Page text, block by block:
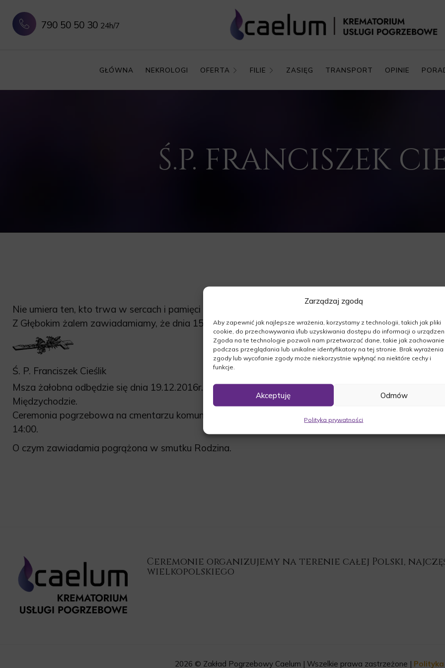
Zarządzaj zgodą
Aby zapewnić jak najlepsze wrażenia, korzystamy z technologii, takich jak pliki
cookie, do przechowywania i/lub uzyskiwania dostępu do informacji o
Zgoda na te technologie pozwoli nam przetwarzać dane, takie jak zachowanie
podczas przeglądania lub unikalne identyfikatory na tej stronie. Brak wyrażenia
zgody lub wycofanie zgody może niekorzystnie wpłynąć na niektóre cechy i
funkcje.
Akceptuję Odmów
Polityka prywatności
790 50 50 30 24h/7
GŁÓWNA NEKROLOGI OFERTA FILIE ZASIĘG TRANSPORT OPINIE
Ś.P. FRANCISZEK
Nie umiera ten, kto trwa w sercach i pamięci naszej.
Z Głębokim żalem zawiadamiamy, że dnia 15.12.2016r. odszedł od nas:
Ś. P. Franciszek Cieślik
Msza żałobna odbędzie się dnia 19.12.2016r. o godzinie 13:00 w kościele św. Jana Chrzciciela w
Międzychodzie.
Ceremonia pogrzebowa na cmentarzu komunalnym w Międzychodzie po mszy świętej o godzinie
14:00.
O czym zawiadamia pogrążona w smutku Rodzina.
Ceremonie organizujemy na terenie całej Polski,
wielkopolskiego
2026 © Zakład Pogrzebowy Caelum | Wszelkie prawa zastrzeżone |